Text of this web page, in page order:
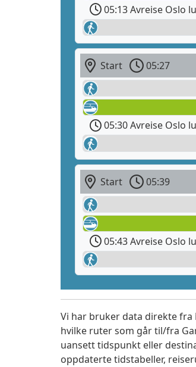
05:13 Avreise Oslo
Start 05:27
05:30 Avreise Oslo
Start 05:39
05:43 Avreise Oslo
Vi har bruker data direkte fra
hvilke ruter som går til/fra
uansett tidspunkt eller
oppdaterte tidstabeller,